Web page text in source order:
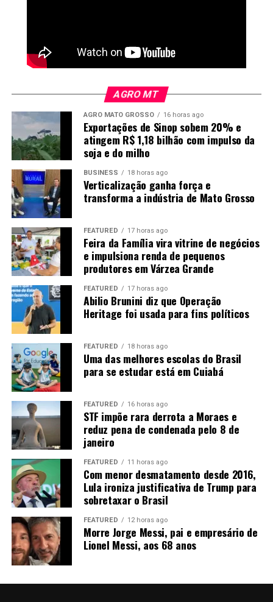
AGRO MT
AGRO MATO GROSSO 16 horas ago
Exportações de Sinop sobem 20% e
atingem R$ 1,18 bilhão com impulso da
soja e do milho
BUSINESS 18 horas ago
Verticalização ganha força e
transforma a indústria de Mato Grosso
FEATURED 17 horas ago
Feira da Família vira vitrine de negócios
e impulsiona renda de pequenos
produtores em Várzea Grande
FEATURED 17 horas ago
Abilio Brunini diz que Operação
Heritage foi usada para fins políticos
FEATURED 18 horas ago
Uma das melhores escolas do Brasil
para se estudar está em Cuiabá
FEATURED 16 horas ago
STF impõe rara derrota a Moraes e
reduz pena de condenada pelo 8 de
janeiro
FEATURED 11 horas ago
Com menor desmatamento desde 2016,
Lula ironiza justificativa de Trump para
sobretaxar o Brasil
FEATURED 12 horas ago
Morre Jorge Messi, pai e empresário de
Lionel Messi, aos 68 anos